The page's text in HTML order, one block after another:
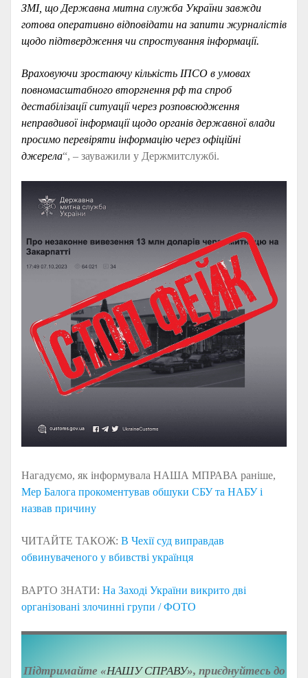
ЗМІ, що Державна митна служба України завжди
готова оперативно відповідати на запити журналістів
щодо підтвердження чи спростування інформації.
Враховуючи зростаючу кількість ІПСО в умовах
повномасштабного вторгнення рф та спроб
дестабілізації ситуації через розповсюдження
неправдивої інформації щодо органів державної влади
просимо перевіряти інформацію через офіційні
джерела“, – зауважили у Держмитслужбі.
Нагадуємо, як інформувала НАША МПРАВА раніше,
Мер Балога прокоментував обшуки СБУ та НАБУ і
назвав причину
ЧИТАЙТЕ ТАКОЖ: В Чехії суд виправдав
обвинуваченого у вбивстві українця
ВАРТО ЗНАТИ: На Заході України викрито дві
організовані злочинні групи / ФОТО
Підтримайте «НАШУ СПРАВУ», приєднуйтесь до